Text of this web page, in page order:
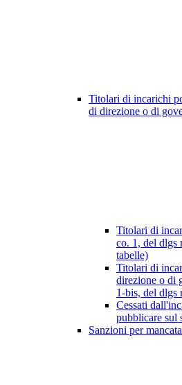
Titolari di incarichi
di direzione o di
Titolari di
co. 1, del dlgs
tabelle)
Titolari di
direzione o di
1-bis, del dlgs
Cessati
pubblicare sul
Sanzioni per